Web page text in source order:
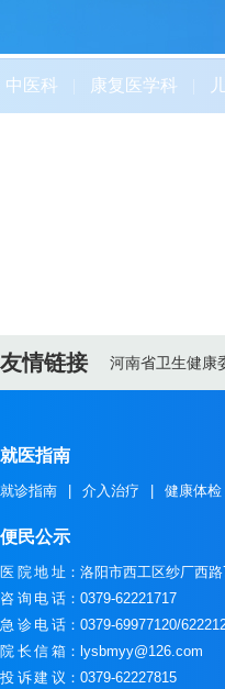
中医科 康复医学科
友情链接 河南省卫生健康
就医指南
就诊指南 介入治疗 健康体检
便民公示
医院地址 ：洛阳市西工区纱厂西
咨询电话 ：0379-62221717
急诊电话 ：0379-69977120/
院长信箱 ：lysbmyy@126.com
投诉建议 ：0379-62227815